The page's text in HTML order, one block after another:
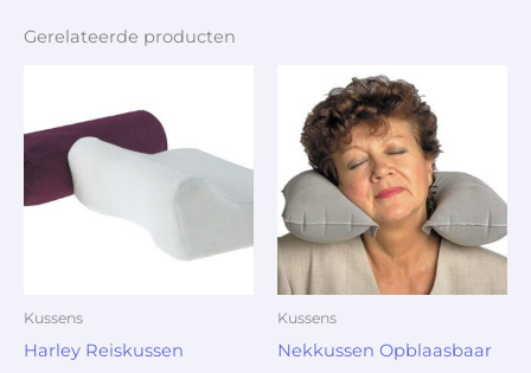
Gerelateerde producten
Kussens
Harley Reiskussen
Kussens
Nekkussen Opblaasbaar